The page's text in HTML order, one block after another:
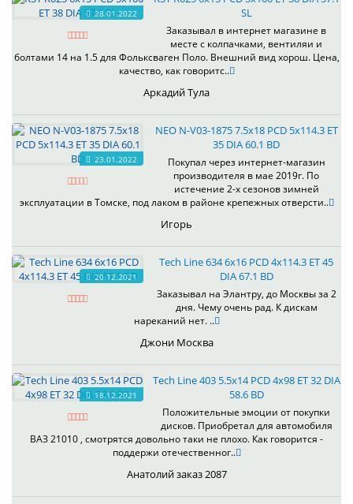
28.01.2022
SL
Заказывал в интернет магазине в
месте с колпачками, вентиляи и
болтами 14 на 1.5 для Фольксваген Поло. Внешний вид хорош. Цена,
качество, как говоритс..
Аркадий Тула
23.01.2022
NEO N-V03-1875 7.5x18 PCD 5x114.3 ET
35 DIA 60.1 BD
Покупал через интернет-магазин
производителя в мае 2019г. По
истечение 2-х сезонов зимней
эксплуатации в Томске, под лаком в районе крепежных отверсти..
Игорь
20.12.2021
Tech Line 634 6x16 PCD 4x114.3 ET 45
DIA 67.1 BD
Заказывал на Элантру, до Москвы за 2
дня. Чему очень рад. К дискам
нареканий нет. ..
Джони Москва
18.12.2021
Tech Line 403 5.5x14 PCD 4x98 ET 32 DIA
58.6 BD
Положительные эмоции от покупки
дисков. Приобретал для автомобиля
ВАЗ 21010 , смотрятся довольно таки не плохо. Как говорится -
поддержи отечественног..
Анатолий заказ 2087